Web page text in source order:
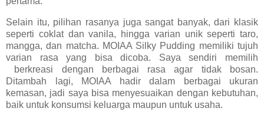
Selain itu, pilihan rasanya juga sangat banyak, dari klasik
seperti coklat dan vanila, hingga varian unik seperti taro,
mangga, dan matcha. MOIAA Silky Pudding memiliki tujuh
varian rasa yang bisa dicoba. Sayasendiri memilih
berkreasi dengan berbagai rasa agar tidak bosan.
Ditambah lagi, MOIAA hadir dalam berbagai ukuran
kemasan, jadi saya bisa menyesuaikan dengan kebutuhan,
baik untuk konsumsi keluarga maupun untuk usaha.